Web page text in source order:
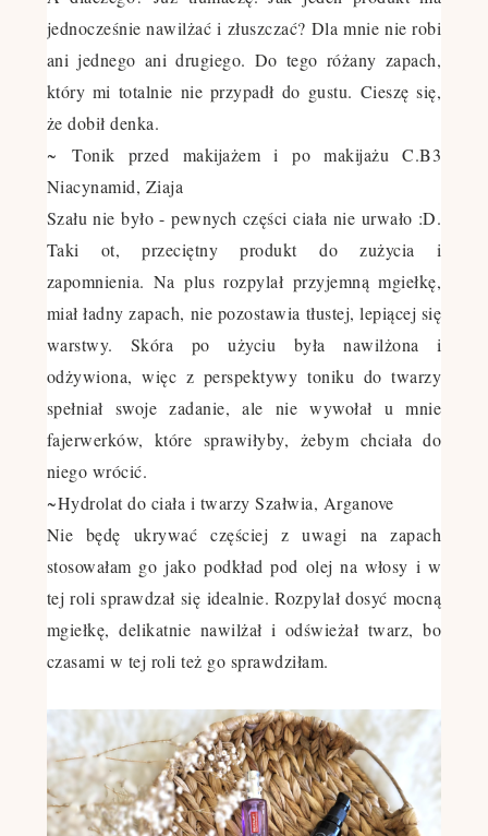
jednocześnie nawilżać i złuszczać? Dla mnie nie robi
ani jednego ani drugiego. Do tego różany zapach,
który mi totalnie nie przypadł do gustu. Cieszę się,
że dobił denka.
~Tonik przed makijażem i po makijażu C.B3
Niacynamid, Ziaja
Szału nie było - pewnych części ciała nie urwało :D.
Taki ot, przeciętny produkt do zużycia i
zapomnienia. Na plus rozpylał przyjemną mgiełkę,
miał ładny zapach, nie pozostawia tłustej, lepiącej się
warstwy. Skóra po użyciu była nawilżona i
odżywiona, więc z perspektywy toniku do twarzy
spełniał swoje zadanie, ale nie wywołał u mnie
fajerwerków, które sprawiłyby, żebym chciała do
niego wrócić.
~Hydrolat do ciała i twarzy Szałwia, Arganove
Nie będę ukrywać częściej z uwagi na zapach
stosowałam go jako podkład pod olej na włosy i w
tej roli sprawdzał się idealnie. Rozpylał dosyć mocną
mgiełkę, delikatnie nawilżał i odświeżał twarz, bo
czasami w tej roli też go sprawdziłam.